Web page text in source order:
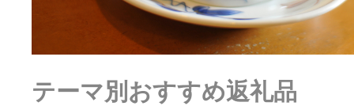
10秒ぴったり診断
テーマ別おすすめ返礼品